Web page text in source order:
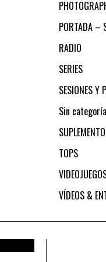
PORTADA –
RADIO
SERIES
SESIONES Y
Sin categoría
TOPS
VÍDEOS &